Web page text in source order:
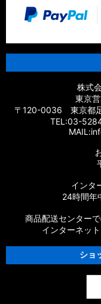
株式
東京
〒120-0036 東京都
TEL:03-
インタ
24時間年
商品配送センター
インターネッ
ショ